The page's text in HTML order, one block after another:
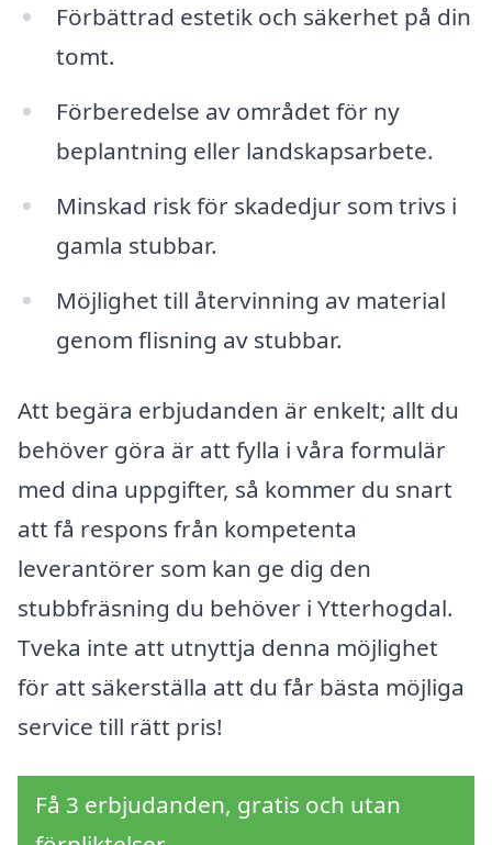
Förbättrad estetik och säkerhet på din
tomt.
Förberedelse av området för ny
beplantning eller landskapsarbete.
Minskad risk för skadedjur som trivs i
gamla stubbar.
Möjlighet till återvinning av material
genom flisning av stubbar.
Att begära erbjudanden är enkelt; allt du
behöver göra är att fylla i våra formulär
med dina uppgifter, så kommer du snart
att få respons från kompetenta
leverantörer som kan ge dig den
stubbfräsning du behöver i Ytterhogdal.
Tveka inte att utnyttja denna möjlighet
för att säkerställa att du får bästa möjliga
service till rätt pris!
Få 3 erbjudanden, gratis och utan